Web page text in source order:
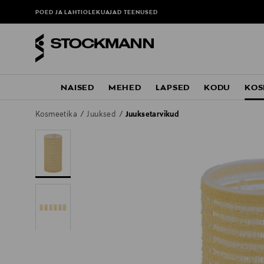
POED JA LAHTIOLEKUAJADTEENUSED
NAISED MEHED LAPSED KODU
Kosmeetika Juuksed Juuksetarvikud